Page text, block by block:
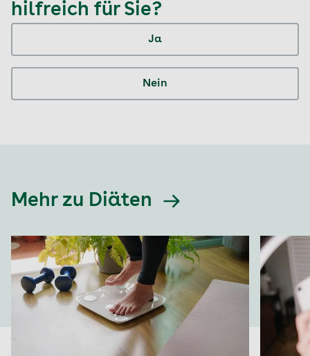
hilfreich für Sie?
Ja
Nein
Mehr zu Diäten